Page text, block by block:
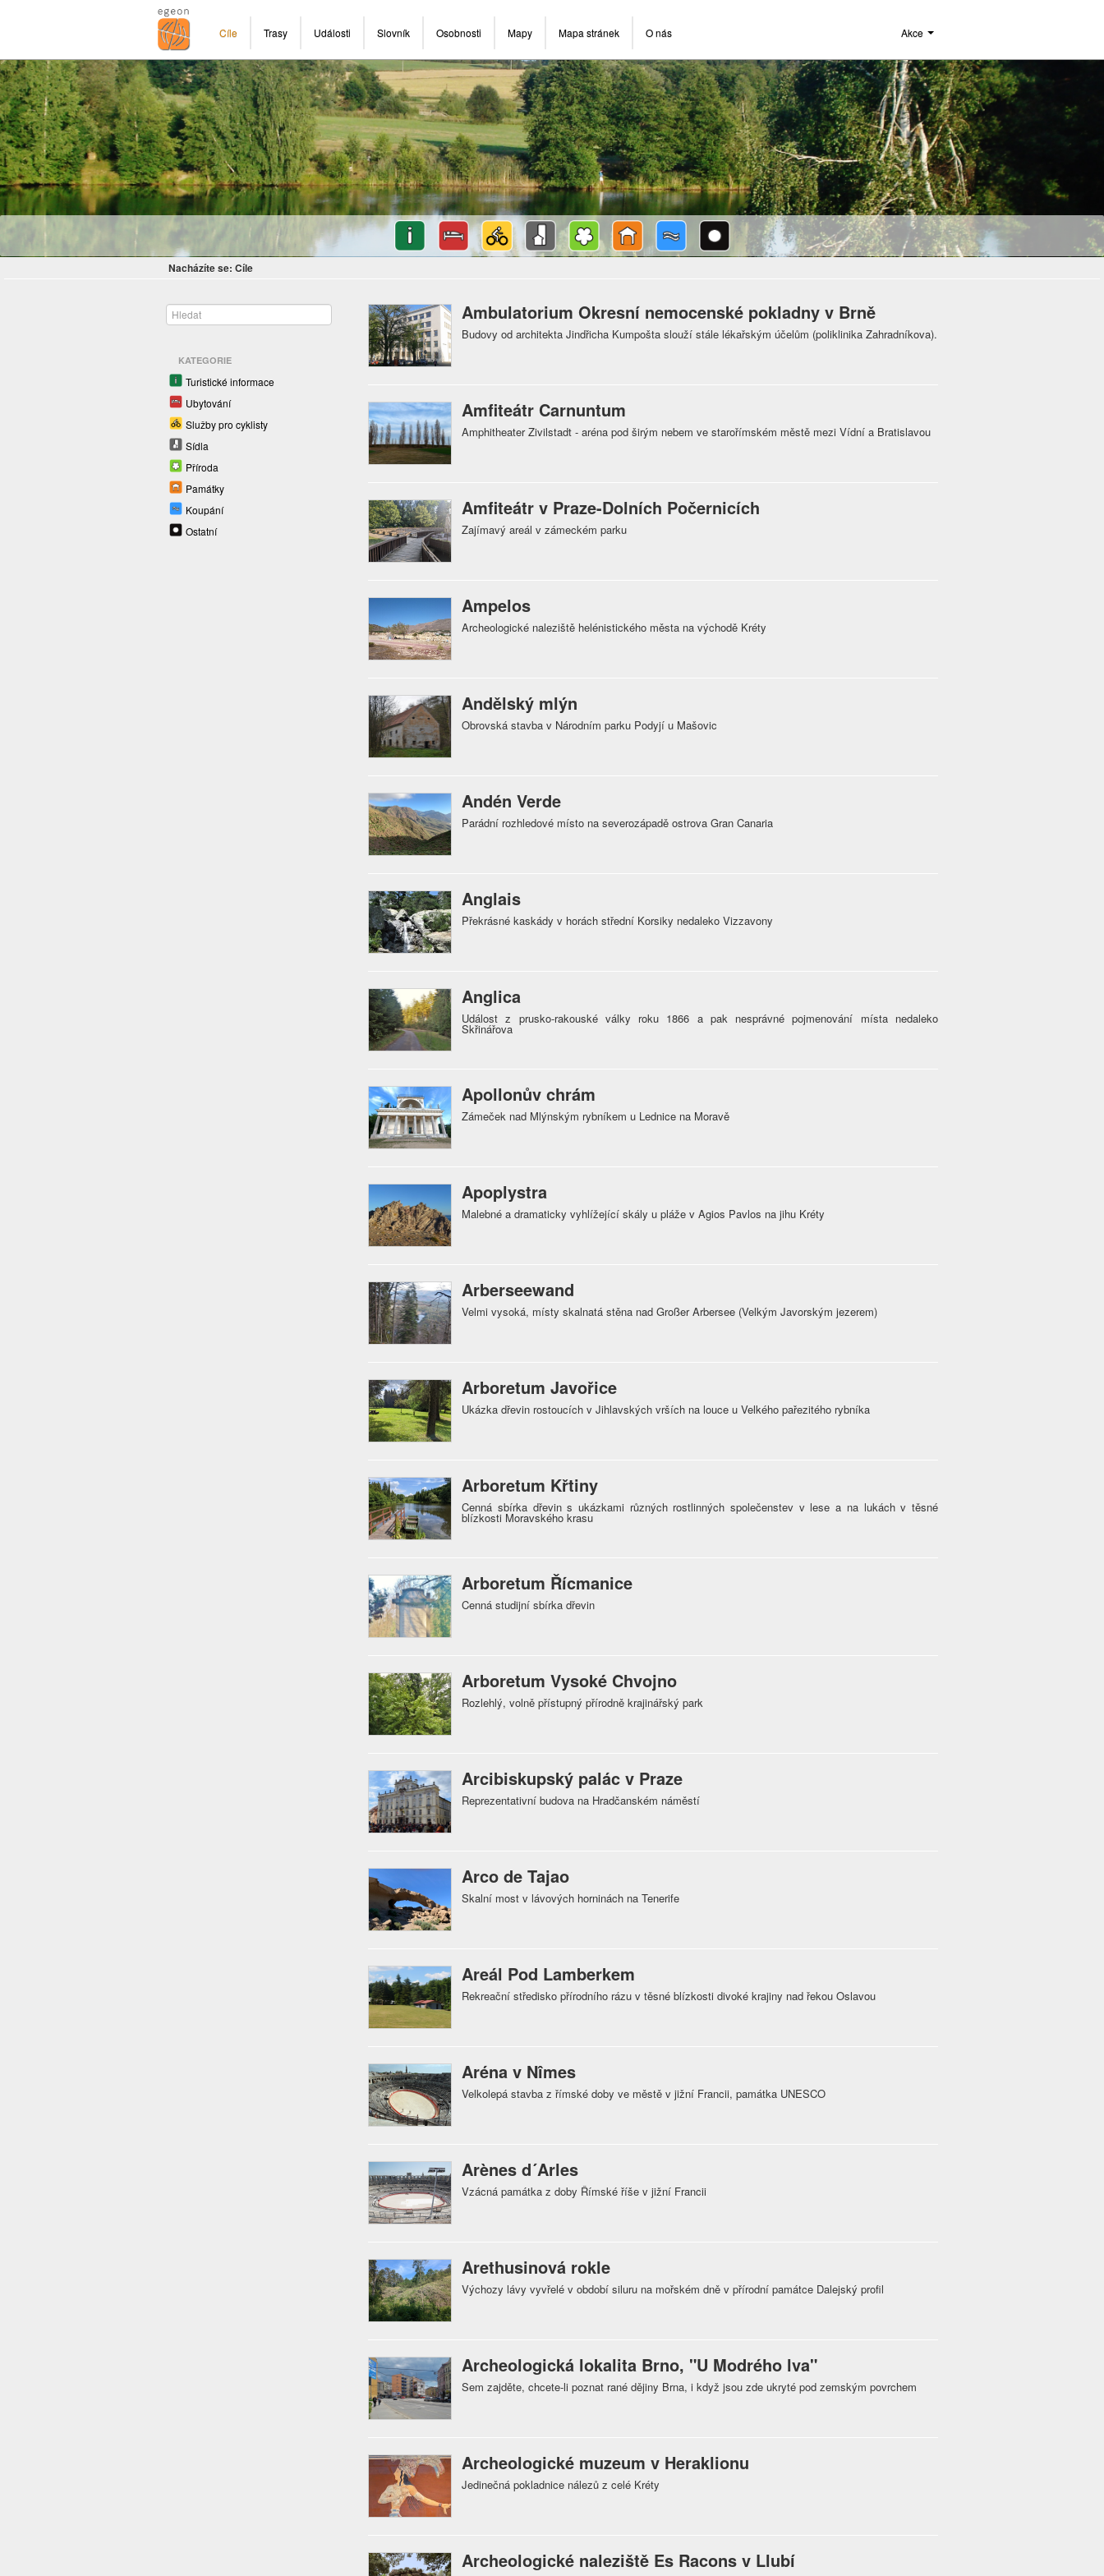
Cíle Trasy Události Slovník Osobnosti Mapy Mapa stránek O nás Akce
Nacházíte se: Cíle
KATEGORIE
Turistické informace
Ubytování
Služby pro cyklisty
Sídla
Příroda
Památky
Koupání
Ostatní
Ambulatorium Okresní nemocenské pokladny v Brně
Budovy od architekta Jindřicha Kumpošta slouží stále lékařským účelům (poliklinika Zahradníkova).
Amfiteátr Carnuntum
Amphitheater Zivilstadt - aréna pod širým nebem ve starořímském městě mezi Vídní a Bratislavou
Amfiteátr v Praze-Dolních Počernicích
Zajímavý areál v zámeckém parku
Ampelos
Archeologické naleziště helénistického města na východě Kréty
Andělský mlýn
Obrovská stavba v Národním parku Podyjí u Mašovic
Andén Verde
Parádní rozhledové místo na severozápadě ostrova Gran Canaria
Anglais
Překrásné kaskády v horách střední Korsiky nedaleko Vizzavony
Anglica
Událost z prusko-rakouské války roku 1866 a pak nesprávné pojmenování místa nedaleko
Skřinářova
Apollonův chrám
Zámeček nad Mlýnským rybníkem u Lednice na Moravě
Apoplystra
Malebné a dramaticky vyhlížející skály u pláže v Agios Pavlos na jihu Kréty
Arberseewand
Velmi vysoká, místy skalnatá stěna nad Großer Arbersee (Velkým Javorským jezerem)
Arboretum Javořice
Ukázka dřevin rostoucích v Jihlavských vrších na louce u Velkého pařezitého rybníka
Arboretum Křtiny
Cenná sbírka dřevin s ukázkami různých rostlinných společenstev v lese a na lukách v těsné
blízkosti Moravského krasu
Arboretum Řícmanice
Cenná studijní sbírka dřevin
Arboretum Vysoké Chvojno
Rozlehlý, volně přístupný přírodně krajinářský park
Arcibiskupský palác v Praze
Reprezentativní budova na Hradčanském náměstí
Arco de Tajao
Skalní most v lávových horninách na Tenerife
Areál Pod Lamberkem
Rekreační středisko přírodního rázu v těsné blízkosti divoké krajiny nad řekou Oslavou
Aréna v Nîmes
Velkolepá stavba z římské doby ve městě v jižní Francii, památka UNESCO
Arènes d´Arles
Vzácná památka z doby Římské říše v jižní Francii
Arethusinová rokle
Výchozy lávy vyvřelé v období siluru na mořském dně v přírodní památce Dalejský profil
Archeologická lokalita Brno, "U Modrého lva"
Sem zajděte, chcete-li poznat rané dějiny Brna, i když jsou zde ukryté pod zemským povrchem
Archeologické muzeum v Heraklionu
Jedinečná pokladnice nálezů z celé Kréty
Archeologické naleziště Es Racons v Llubí